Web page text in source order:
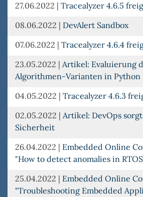
27.06.2022 | Tracealyzer 4.6.5
08.06.2022 | DevAlert Sandbox
07.06.2022 | Tracealyzer 4.6.4
23.05.2022 | Artikel: Evaluierung
Algorithmen-Varianten in Python
04.05.2022 | Tracealyzer 4.6.3
02.05.2022 | Artikel: DevOps
Sicherheit
26.04.2022 | Embedded Online
"How to detect anomalies in
25.04.2022 | Embedded Online
"Troubleshooting Embedded